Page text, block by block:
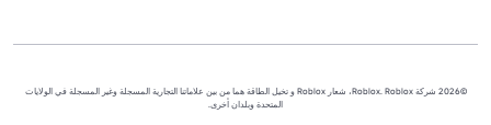
©2026 شركة Roblox. Roblox، شعار Roblox و تخيل الطاقة هما من بين علاماتنا التجارية المسجلة وغير المسجلة في الولايات
المتحدة وبلدان أخرى.